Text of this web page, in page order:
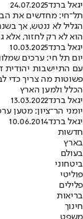
יגאל ברנד24.07.2025
תל־חי: מחדשים את
הגליל לא ננטש, אך
הוא לא רק לחזור, אלא
יגאל ברנד10.03.2025
יום תל חי: ערכים
עם התיישבות יהודית
פשוטות מה צריך כדי
הכלל ולמען הארץ
יגאל ברנד13.03.2022
יומני הר־ציון: מטען
יגאל ברנד10.06.2014
חדשות
בארץ
בעולם
ביטחוני
פוליטי
פלילים
בריאות
חינוך